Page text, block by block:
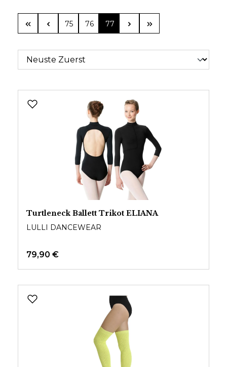
Seite
75 Seite
76 Seite
77
Turtleneck Ballett Trikot ELIANA
LULLI DANCEWEAR
79,90 €